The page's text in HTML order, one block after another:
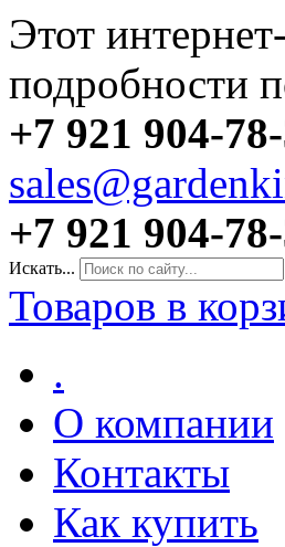
Этот
подробности
+7 921 904-
+7 921 904-
Искать...
Товаров в
.
О компании
Контакты
Как купить